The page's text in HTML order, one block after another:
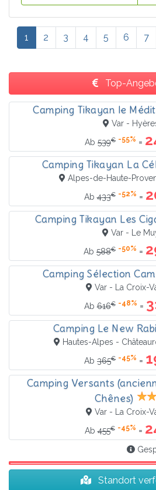
1 2 3 4 5 6 7
Top-
Camping Tikayan le
Var -
Ab 539€ -55% =
Camping Tikayan La
Alpes-de-Haute-
Ab433€ -52% =
Camping Tikayan Les
Var - Le
Ab 588€ -50% =
Camping Sélection
Var - La Croix-
Ab616€ -48% =
Camping Le New
Hautes-Alpes -
Ab 365€ -45% =
Camping Versants
Chênes)
Var - La Croix-
Ab455€ -45% =
Standort